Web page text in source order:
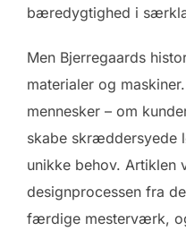
bæredygtighed i
Men Bjerregaards
materialer og
mennesker – om
skabe skræddersyede
unikke behov. Artiklen
designprocessen fra
færdige mesterværk,